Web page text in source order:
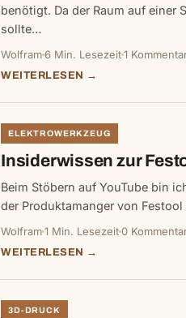
benötigt. Da der Raum auf einer
sollte…
Wolfram6 Min. Lesezeit1
WEITERLESEN →
ELEKTROWERKZEUG
Insiderwissen zur
Beim Stöbern auf YouTube bin
der Produktamanger von
Wolfram1 Min. Lesezeit0
WEITERLESEN →
3D-DRUCK